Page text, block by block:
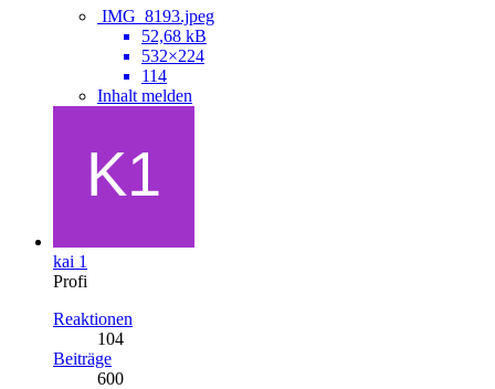
IMG_8193.jpeg
52,68 kB
532×224
114
Inhalt melden
kai 1
Profi
Reaktionen
104
Beiträge
600